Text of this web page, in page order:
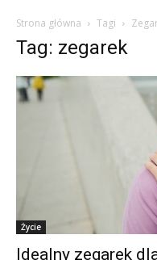
Strona główna Tagi
Tag: zegarek
Życie
Idealny zegarek